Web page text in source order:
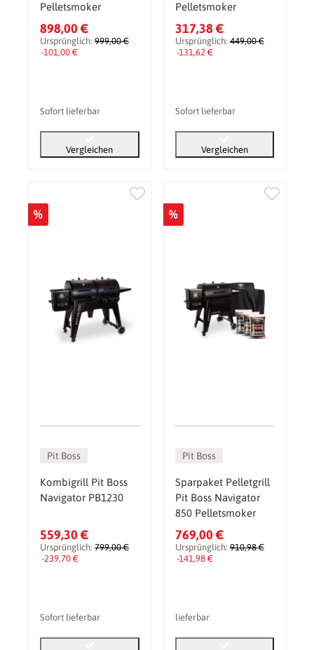
Pelletsmoker
898,00 €
Ursprünglich: 999,00 €
-101,00 €
Sofort lieferbar
Vergleichen
Pelletsmoker
317,38 €
Ursprünglich:449,00 €
-131,62 €
Sofort lieferbar
Vergleichen
%
Pit Boss
Kombigrill Pit Boss
Navigator PB1230
559,30 €
Ursprünglich: 799,00 €
-239,70 €
Sofort lieferbar
%
Pit Boss
Sparpaket Pelletgrill
Pit Boss Navigator
850 Pelletsmoker
769,00 €
Ursprünglich:910,98 €
-141,98 €
lieferbar